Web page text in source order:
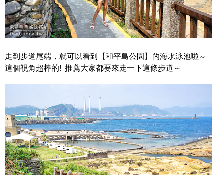
走到步道尾端，就可以看到【和平島公園】的海水泳池啦～
這個視角超棒的!! 推薦大家都要來走一下這條步道～